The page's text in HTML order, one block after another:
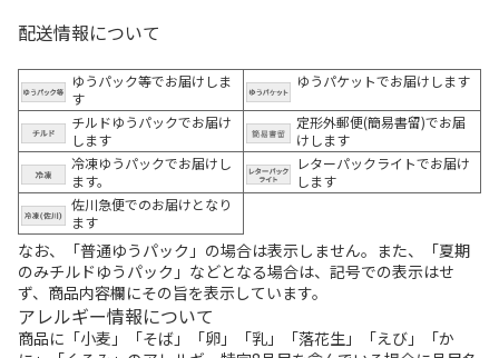
配送情報について
ゆうパック等でお届けしま
す
ゆうパケットでお届けします
チルドゆうパックでお届け
します
定形外郵便(簡易書留)でお届
けします
冷凍ゆうパックでお届けし
ます。
レターパックライトでお届け
します
佐川急便でのお届けとなり
ます
なお、「普通ゆうパック」の場合は表示しません。また、「夏期
のみチルドゆうパック」などとなる場合は、記号での表示はせ
ず、商品内容欄にその旨を表示しています。
アレルギー情報について
商品に「小麦」「そば」「卵」「乳」「落花生」「えび」「か